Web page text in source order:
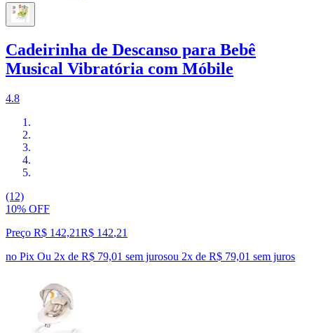
Cadeirinha de Descanso para Bebê
Musical Vibratória com Móbile
4.8
(12)
10% OFF
Preço R$ 142,21R$ 142,21
no Pix Ou 2x de R$ 79,01 sem jurosou 2x de R$ 79,01 sem juros